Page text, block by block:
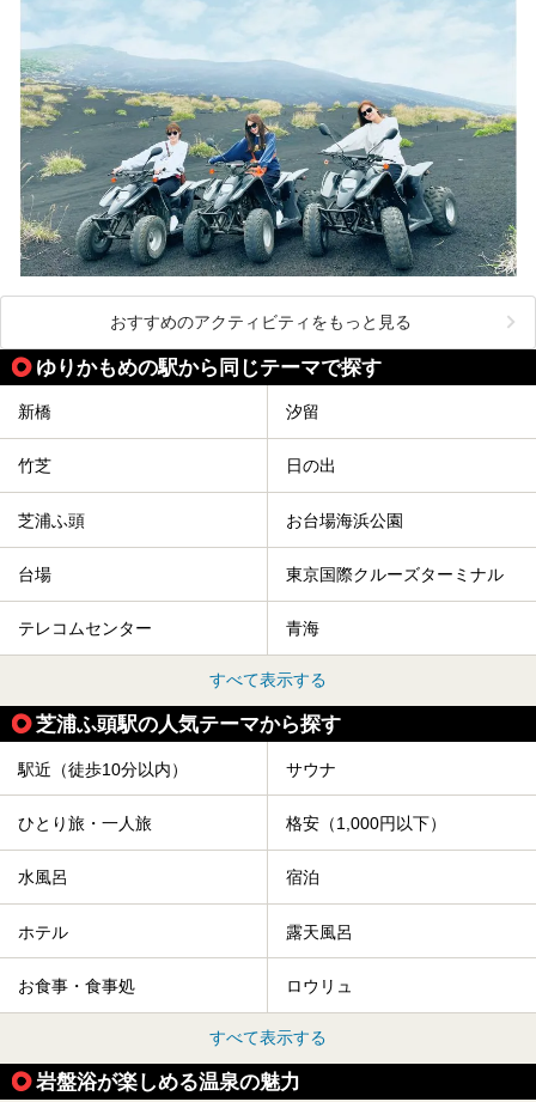
おすすめのアクティビティをもっと見る
ゆりかもめの駅から同じテーマで探す
新橋 汐留
竹芝 日の出
芝浦ふ頭 お台場海浜公園
台場 東京国際クルーズターミナル
テレコムセンター 青海
すべて表示する
芝浦ふ頭駅の人気テーマから探す
駅近（徒歩10分以内） サウナ
ひとり旅・一人旅 格安（1,000円以下）
水風呂 宿泊
ホテル 露天風呂
お食事・食事処 ロウリュ
すべて表示する
岩盤浴が楽しめる温泉の魅力